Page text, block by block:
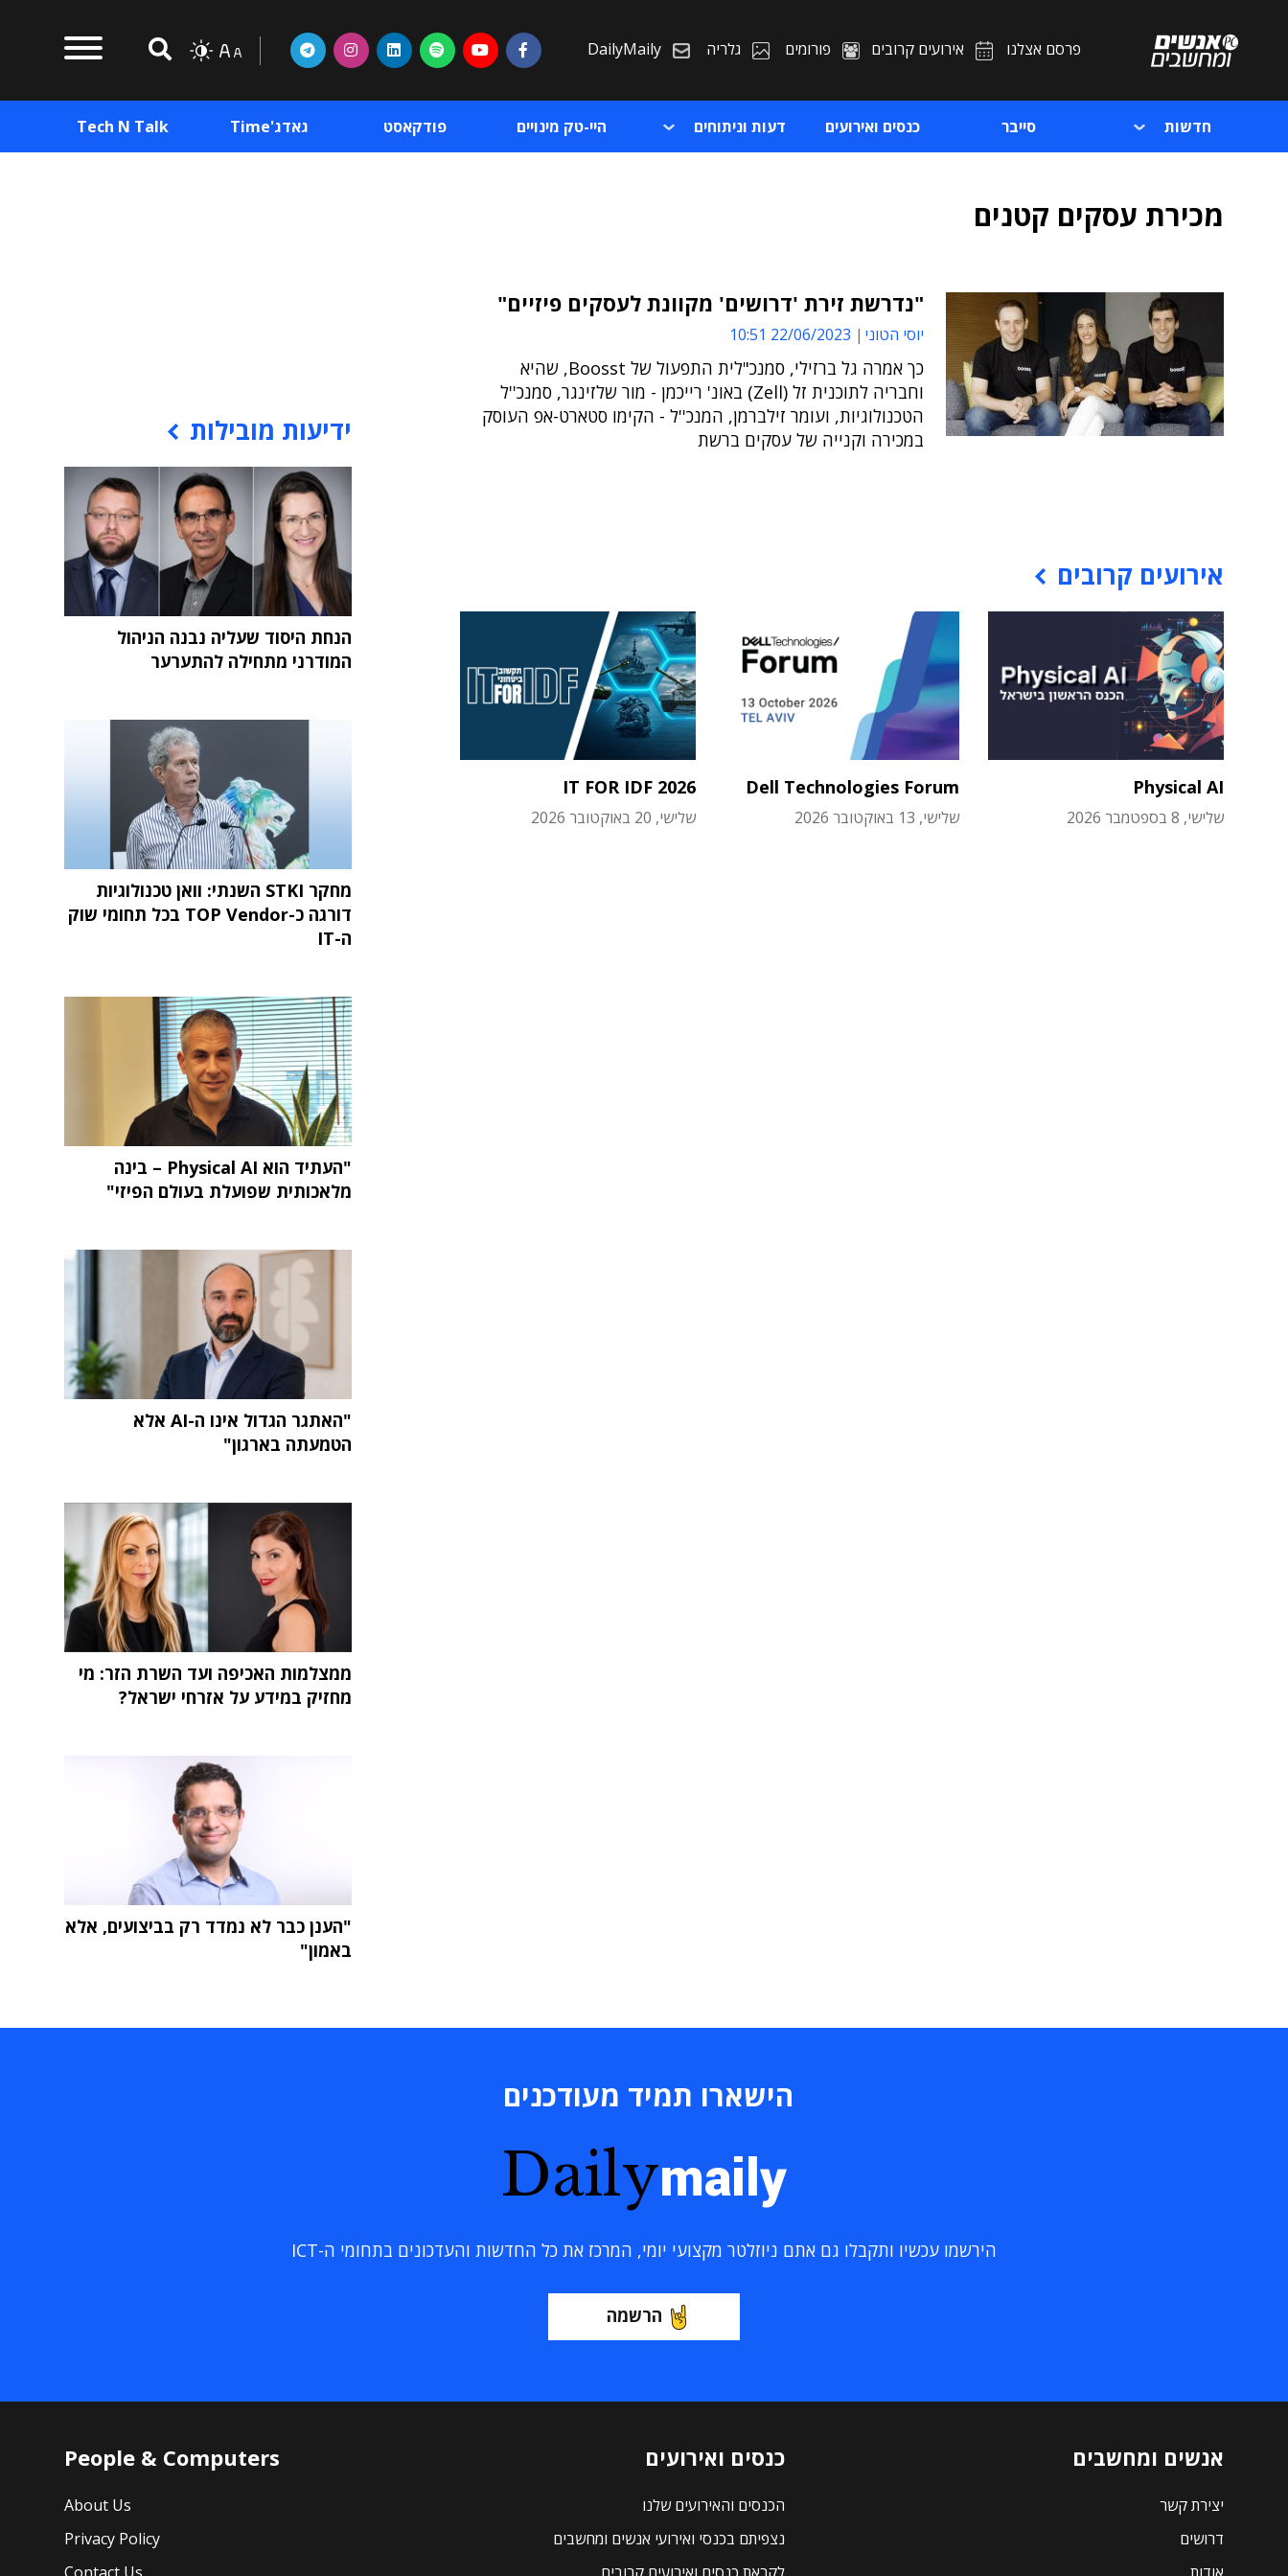
פרסם אצלנו אירועים קרובים פורומים גלריה DailyMaily
חדשות סייבר כנסים ואירועים דעות וניתוחים היי-טק מינויים פודקאסט גאדג'Time Tech N Talk
מכירת עסקים קטנים
"נדרשת זירת 'דרושים' מקוונת לעסקים פיזיים"
יוסי הטוני 22/06/2023 10:51
כך אמרה גל ברזילי, סמנכ"לית התפעול של Boosst, שהיא
וחבריה לתוכנית זל (Zell) באונ' רייכמן - מור שלזינגר, סמנכ''ל
הטכנולוגיות, ועומר זילברמן, המנכ''ל - הקימו סטארט-אפ העוסק
במכירה וקנייה של עסקים ברשת
אירועים קרובים
Physical AI
שלישי, 8 בספטמבר 2026
Dell Technologies Forum
שלישי, 13 באוקטובר 2026
IT FOR IDF 2026
שלישי, 20 באוקטובר 2026
ידיעות מובילות
הנחת היסוד שעליה נבנה הניהול
המודרני מתחילה להתערער
מחקר STKI השנתי: וואן טכנולוגיות
דורגה כ-TOP Vendor בכל תחומי שוק
ה-IT
"העתיד הוא Physical AI – בינה
מלאכותית שפועלת בעולם הפיזי"
"האתגר הגדול אינו ה-AI אלא
הטמעתה בארגון"
ממצלמות האכיפה ועד השרת הזר: מי
מחזיק במידע על אזרחי ישראל?
"הענן כבר לא נמדד רק בביצועים, אלא
באמון"
הישארו תמיד מעודכנים
Dailymaily
הירשמו עכשיו ותקבלו גם אתם ניוזלטר מקצועי יומי, המרכז את כל החדשות והעדכונים בתחומי ה-ICT
הרשמה
אנשים ומחשבים
יצירת קשר
דרושים
כנסים ואירועים
הכנסים והאירועים שלנו
נצפיתם בכנסי ואירועי אנשים ומחשבים
People & Computers
About Us
Privacy Policy